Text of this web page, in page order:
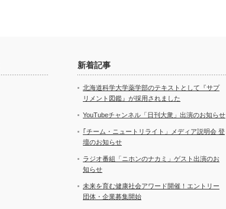
新着記事
北海道科学大学薬学部のテキストとして『サプ
リメント図鑑』が採用されました
YouTubeチャンネル「日刊大衆」出演のお知らせ
｢チーム・ニュートリライト」メディア説明会 登
壇のお知らせ
ラジオ番組「ニホンのナカミ」ゲスト出演のお
知らせ
未来を育む健康社会アワード開催！エントリー
団体・企業募集開始